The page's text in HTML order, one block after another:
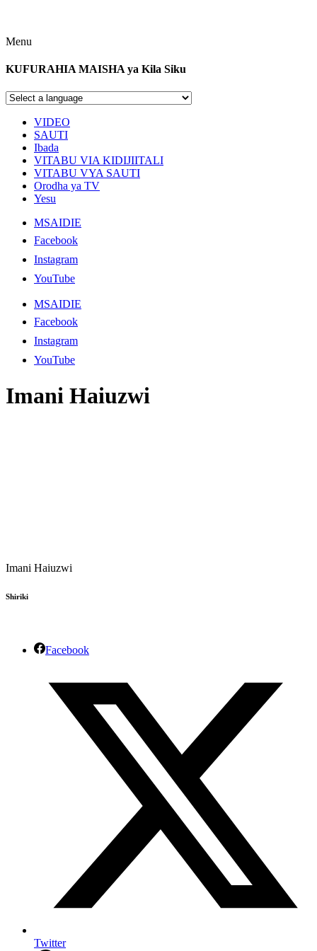
Menu
KUFURAHIA MAISHA ya Kila Siku
VIDEO
SAUTI
Ibada
VITABU VIA KIDIJIITALI
VITABU VYA SAUTI
Orodha ya TV
Yesu
MSAIDIE
Facebook
Instagram
YouTube
MSAIDIE
Facebook
Instagram
YouTube
Imani Haiuzwi
Imani Haiuzwi
Shiriki
Facebook
Twitter